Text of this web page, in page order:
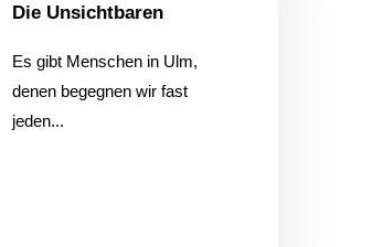
Die Unsichtbaren
Es gibt Menschen in Ulm,
denen begegnen wir fast
jeden...